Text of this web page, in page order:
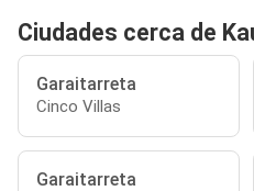
Ciudades cerca de
Garaitarreta
Cinco Villas
Garaitarreta